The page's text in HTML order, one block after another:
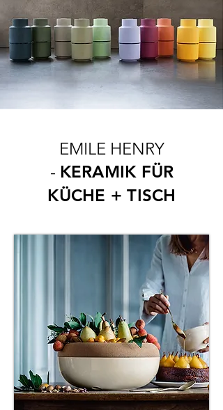
EMILE HENRY
- KERAMIK FÜR
KÜCHE + TISCH